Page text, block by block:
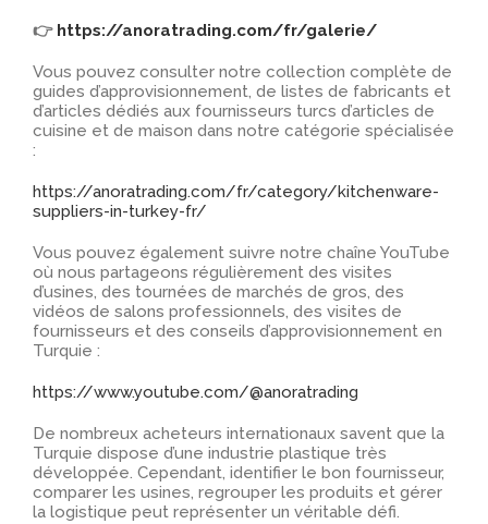
👉 https://anoratrading.com/fr/galerie/
Vous pouvez consulter notre collection complète de
guides d’approvisionnement, de listes de fabricants et
d’articles dédiés aux fournisseurs turcs d’articles de
cuisine et de maison dans notre catégorie spécialisée
:
https://anoratrading.com/fr/category/kitchenware-
suppliers-in-turkey-fr/
Vous pouvez également suivre notre chaîne YouTube
où nous partageons régulièrement des visites
d’usines, des tournées de marchés de gros, des
vidéos de salons professionnels, des visites de
fournisseurs et des conseils d’approvisionnement en
Turquie :
https://www.youtube.com/@anoratrading
De nombreux acheteurs internationaux savent que la
Turquie dispose d’une industrie plastique très
développée. Cependant, identifier le bon fournisseur,
comparer les usines, regrouper les produits et gérer
la logistique peut représenter un véritable défi.